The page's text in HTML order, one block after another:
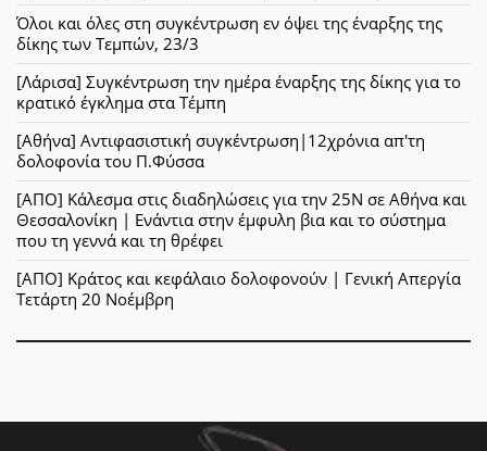
Όλοι και όλες στη συγκέντρωση εν όψει της έναρξης της
δίκης των Τεμπών, 23/3
[Λάρισα] Συγκέντρωση την ημέρα έναρξης της δίκης για το
κρατικό έγκλημα στα Τέμπη
[Αθήνα] Αντιφασιστική συγκέντρωση|12χρόνια απ'τη
δολοφονία του Π.Φύσσα
[ΑΠΟ] Κάλεσμα στις διαδηλώσεις για την 25Ν σε Αθήνα και
Θεσσαλονίκη | Ενάντια στην έμφυλη βια και το σύστημα
που τη γεννά και τη θρέφει
[ΑΠΟ] Κράτος και κεφάλαιο δολοφονούν | Γενική Απεργία
Τετάρτη 20 Νοέμβρη